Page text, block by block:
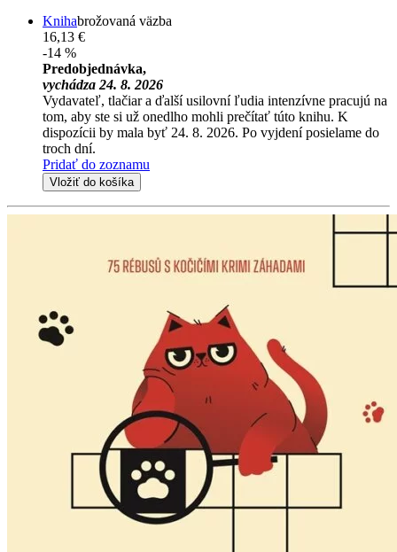
Knihabrožovaná väzba
16,13 €
-14 %
Predobjednávka,
vychádza 24. 8. 2026
Vydavateľ, tlačiar a ďalší usilovní ľudia intenzívne pracujú na
tom, aby ste si už onedlho mohli prečítať túto knihu. K
dispozícii by mala byť 24. 8. 2026. Po vyjdení posielame do
troch dní.
Pridať do zoznamu
Vložiť do košíka